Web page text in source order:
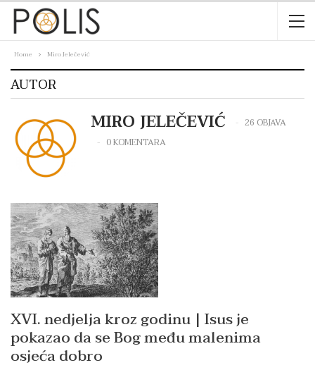
Home Miro Jelečević
AUTOR
MIRO JELEČEVIĆ
26 OBJAVA
0 KOMENTARA
XVI. nedjelja kroz godinu | Isus je
pokazao da se Bog među malenima
osjeća dobro